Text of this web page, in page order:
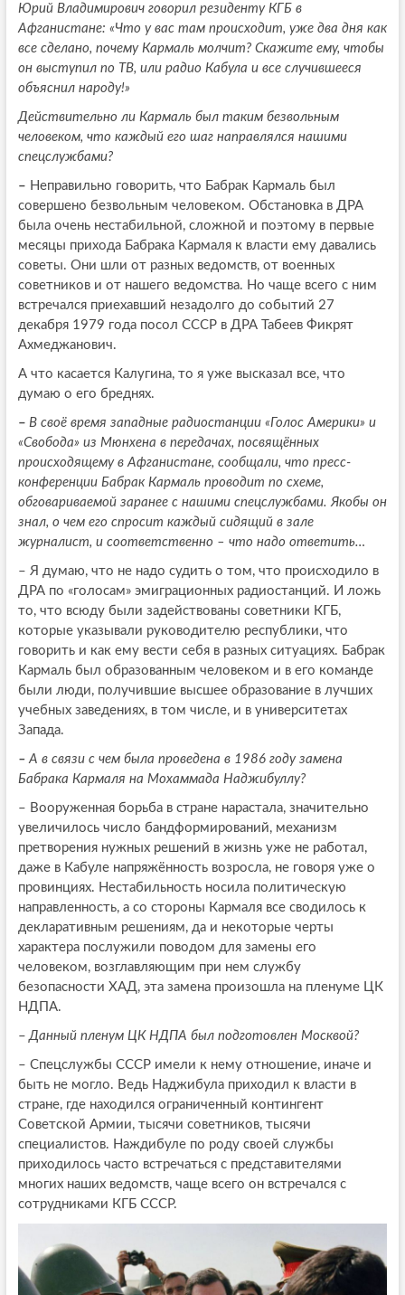
Юрий Владимирович говорил резиденту КГБ в
Афганистане: «Что у вас там происходит, уже два дня как
все сделано, почему Кармаль молчит? Скажите ему, чтобы
он выступил по ТВ, или радио Кабула и все случившееся
объяснил народу!»
Действительно ли Кармаль был таким безвольным
человеком, что каждый его шаг направлялся нашими
спецслужбами?
– Неправильно говорить, что Бабрак Кармаль был
совершено безвольным человеком. Обстановка в ДРА
была очень нестабильной, сложной и поэтому в первые
месяцы прихода Бабрака Кармаля к власти ему давались
советы. Они шли от разных ведомств, от военных
советников и от нашего ведомства. Но чаще всего с ним
встречался приехавший незадолго до событий 27
декабря 1979 года посол СССР в ДРА Табеев Фикрят
Ахмеджанович.
А что касается Калугина, то я уже высказал все, что
думаю о его бреднях.
– В своё время западные радиостанции «Голос Америки» и
«Свобода» из Мюнхена в передачах, посвящённых
происходящему в Афганистане, сообщали, что пресс-
конференции Бабрак Кармаль проводит по схеме,
обговариваемой заранее с нашими спецслужбами. Якобы он
знал, о чем его спросит каждый сидящий в зале
журналист, и соответственно – что надо ответить…
– Я думаю, что не надо судить о том, что происходило в
ДРА по «голосам» эмиграционных радиостанций. И ложь
то, что всюду были задействованы советники КГБ,
которые указывали руководителю республики, что
говорить и как ему вести себя в разных ситуациях. Бабрак
Кармаль был образованным человеком и в его команде
были люди, получившие высшее образование в лучших
учебных заведениях, в том числе, и в университетах
Запада.
– А в связи с чем была проведена в 1986 году замена
Бабрака Кармаля на Мохаммада Наджибуллу?
– Вооруженная борьба в стране нарастала, значительно
увеличилось число бандформирований, механизм
претворения нужных решений в жизнь уже не работал,
даже в Кабуле напряжённость возросла, не говоря уже о
провинциях. Нестабильность носила политическую
направленность, а со стороны Кармаля все сводилось к
декларативным решениям, да и некоторые черты
характера послужили поводом для замены его
человеком, возглавляющим при нем службу
безопасности ХАД, эта замена произошла на пленуме ЦК
НДПА.
– Данный пленум ЦК НДПА был подготовлен Москвой?
– Спецслужбы СССР имели к нему отношение, иначе и
быть не могло. Ведь Наджибула приходил к власти в
стране, где находился ограниченный контингент
Советской Армии, тысячи советников, тысячи
специалистов. Наждибуле по роду своей службы
приходилось часто встречаться с представителями
многих наших ведомств, чаще всего он встречался с
сотрудниками КГБ СССР.